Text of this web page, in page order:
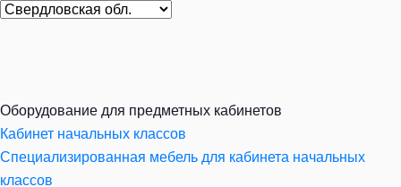
Оборудование для предметных кабинетов
Кабинет начальных классов
Специализированная мебель для кабинета начальных
классов